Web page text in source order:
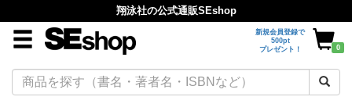
翔泳社の公式通販SEshop
新規会員登録で
500pt
プレゼント！
0